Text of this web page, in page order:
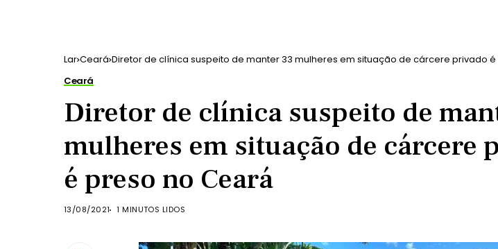
Lar Ceará Diretor de clínica suspeito de manter 33 mulheres em situação de cárcere privado
Ceará
Diretor de clínica suspeito de
mulheres em situação de cárcere
é preso no Ceará
13/08/2021 1 MINUTOS LIDOS